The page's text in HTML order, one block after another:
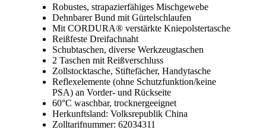
Robustes, strapazierfähiges Mischgewebe
Dehnbarer Bund mit Gürtelschlaufen
Mit CORDURA® verstärkte Kniepolstertasche
Reißfeste Dreifachnaht
Schubtaschen, diverse Werkzeugtaschen
2 Taschen mit Reißverschluss
Zollstocktasche, Stiftefächer, Handytasche
Reflexelemente (ohne Schutzfunktion/keine
PSA) an Vorder- und Rückseite
60°C waschbar, trocknergeeignet
Herkunftsland: Volksrepublik China
Zolltarifnummer: 62034311